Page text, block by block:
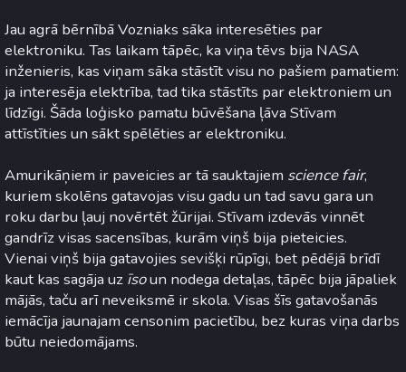
Jau agrā bērnībā Vozniaks sāka interesēties par
elektroniku. Tas laikam tāpēc, ka viņa tēvs bija NASA
inženieris, kas viņam sāka stāstīt visu no pašiem pamatiem:
ja interesēja elektrība, tad tika stāstīts par elektroniem un
līdzīgi. Šāda loģisko pamatu būvēšana ļāva Stīvam
attīstīties un sākt spēlēties ar elektroniku.
Amurikāņiem ir paveicies ar tā sauktajiem science fair,
kuriem skolēns gatavojas visu gadu un tad savu gara un
roku darbu ļauj novērtēt žūrijai. Stīvam izdevās vinnēt
gandrīz visas sacensības, kurām viņš bija pieteicies.
Vienai viņš bija gatavojies sevišķi rūpīgi, bet pēdējā brīdī
kaut kas sagāja uz īsoun nodega detaļas, tāpēc bija jāpaliek
mājās, taču arī neveiksmē ir skola. Visas šīs gatavošanās
iemācīja jaunajam censonim pacietību, bez kuras viņa darbs
būtu neiedomājams.